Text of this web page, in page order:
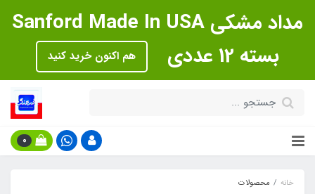
مداد مشکی Sanford Made In USA
بسته 12 عددی
هم اکنون خرید کنید
0
خانه محصولات